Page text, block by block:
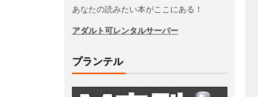
あなたの読みたい本がここにある！
アダルト可レンタルサーバー
プランテル